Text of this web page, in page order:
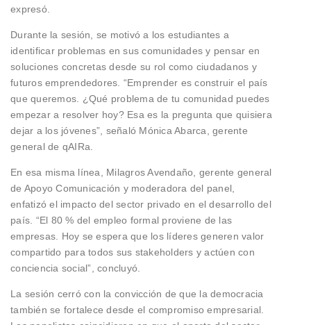
expresó.
Durante la sesión, se motivó a los estudiantes a
identificar problemas en sus comunidades y pensar en
soluciones concretas desde su rol como ciudadanos y
futuros emprendedores. “Emprender es construir el país
que queremos. ¿Qué problema de tu comunidad puedes
empezar a resolver hoy? Esa es la pregunta que quisiera
dejar a los jóvenes”, señaló Mónica Abarca, gerente
general de qAIRa.
En esa misma línea, Milagros Avendaño, gerente general
de Apoyo Comunicación y moderadora del panel,
enfatizó el impacto del sector privado en el desarrollo del
país. “El 80 % del empleo formal proviene de las
empresas. Hoy se espera que los líderes generen valor
compartido para todos sus stakeholders y actúen con
conciencia social”, concluyó.
La sesión cerró con la convicción de que la democracia
también se fortalece desde el compromiso empresarial.